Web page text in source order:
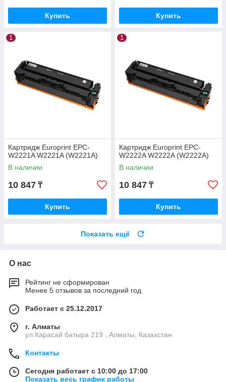
Купить Купить
1
Картридж Europrint EPC-
W2221A W2221A (W2221A)
В наличии
10 847 ₸
Купить
1
Картридж Europrint EPC-
W2222A W2222A (W2222A)
В наличии
10 847 ₸
Купить
Показать ещё
О нас
Рейтинг не сформирован
Менее 5 отзывов за последний год
Работает с 25.12.2017
г. Алматы
ул.Карасай батыра 219 , Алматы, Казахстан
Контакты
Сегодня работает с 10:00 до 17:00
Показать весь график работы